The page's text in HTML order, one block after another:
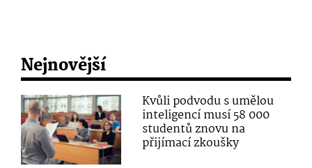
Nejnovější
Kvůli podvodu s umělou
inteligencí musí 58 000
studentů znovu na
přijímací zkoušky